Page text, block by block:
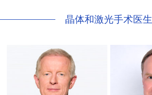
晶体和激光手术医生